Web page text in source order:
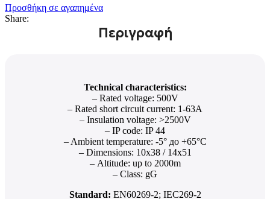
Προσθήκη σε αγαπημένα
Share:
Technical characteristics:
– Rated voltage: 500V
– Rated short circuit current: 1-63А
– Insulation voltage: >2500V
– IP code: IP 44
– Ambient temperature: -5° до +65°С
– Dimensions: 10х38 / 14х51
– Altitude: up to 2000m
– Class: gG
Standard: EN60269-2; IEC269-2